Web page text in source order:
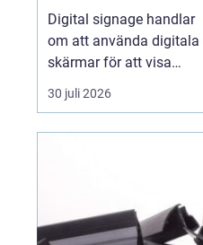
fångar blicken
Digital signage handlar
om att använda digitala
skärmar för att visa
rörlig bild, text och grafik
på ett sätt som
offentliga platser
ersätter digitala skärmar
30 juli 2026